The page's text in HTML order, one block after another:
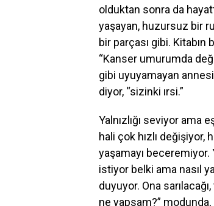
olduktan sonra da
yaşayan, huzursuz bir
bir parçası gibi. Kitabın
“Kanser umurumda
gibi uyuyamayan
diyor, “sizinki ırsi.”
Yalnızlığı seviyor ama
hali çok hızlı
yaşamayı
istiyor belki ama nasıl
duyuyor. Ona
ne yapsam?” modunda,